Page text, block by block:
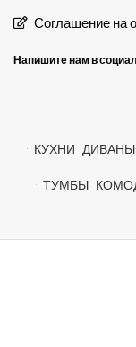
Соглашение на
Напишите нам в
КУХНИ ДИВАНЫ
ТУМБЫ